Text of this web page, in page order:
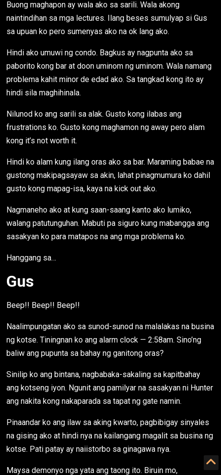
Buong maghapon ay wala ako sa sarili. Wala akong
naintindihan sa mga lectures. Ilang beses sumulyap si Gus
sa upuan ko pero sumenyas ako na ok lang ako.
Hindi ako umuwi ng condo. Bagkus ay nagpunta ako sa
paborito kong bar at doon uminom ng uminom. Wala namang
problema kahit minor de edad ako. Sa tangkad kong ito ay
hindi sila maghihinala.
Nilunod ko ang sarili sa alak. Gusto kong ilabas ang
frustrations ko. Gusto kong maghamon ng away pero alam
kong it’s not worth it.
Hindi ko alam kung ilang oras ako sa bar. Maraming babae na
gustong makipagsayaw sa akin, lahat pinagmumura ko dahil
gusto kong mapag-isa, kaya na kick out ako.
Nagmaneho ako at kung saan-saang kanto ako lumiko,
walang patutunguhan. Mabuti pa siguro kung mabangga ang
sasakyan ko para matapos na ang mga problema ko.
Hanggang sa…
Gus
Beep!! Beep!! Beep!!
Naalimpungatan ako sa sunod-sunod na malalakas na busina
ng kotse. Tiningnan ko ang alarm clock — 2:58am. Sino’ng
baliw ang pupunta sa bahay ng ganitong oras?
Sinilip ko ang bintana, nagbabaka-sakaling sa kapitbahay
ang kotseng iyon. Ngunit ang pamilyar na sasakyan ni Hunter
ang nakita kong nakaparada sa tapat ng gate namin.
Pinaandar ko ang ilaw sa aking kwarto, pagbibigay sinyales
na gising ako at hindi nya na kailangang magalit sa busina ng
kotse. Pati patay ay naiistorbo sa ginagawa nya.
Maysa demonyo nga yata ang taong ito. Biruin mo,